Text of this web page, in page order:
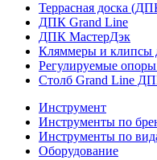
Террасная доска
ДПК Grand Line
ДПК МастерДэк
Кляммеры и клипсы
Регулируемые
Столб Grand Line
Инструмент
Инструменты по
Инструменты по
Оборудование